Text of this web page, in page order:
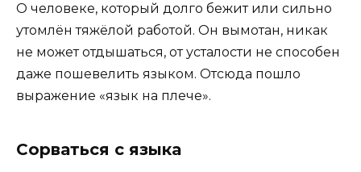
О человеке, который долго бежит или сильно
утомлён тяжёлой работой. Он вымотан, никак
не может отдышаться, от усталости не способен
даже пошевелить языком. Отсюда пошло
выражение «язык на плече».
Сорваться с языка